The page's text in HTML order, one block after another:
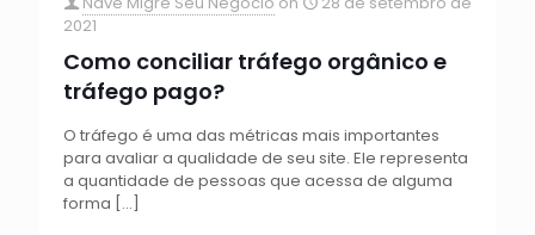
2021
Como conciliar tráfego orgânico e
tráfego pago?
O tráfego é uma das métricas mais importantes
para avaliar a qualidade de seu site. Ele representa
a quantidade de pessoas que acessa de alguma
forma […]